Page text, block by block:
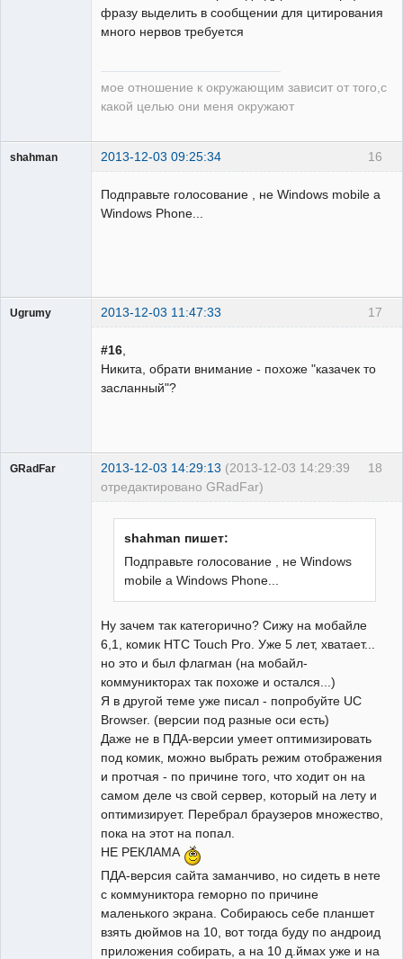
фразу выделить в сообщении для цитирования
много нервов требуется
мое отношение к окружающим зависит от того,с
какой целью они меня окружают
16
shahman 2013-12-03 09:25:34
Подправьте голосование , не Windows mobile a
Windows Phone...
17
Ugrumy 2013-12-03 11:47:33
#16
Никита, обрати внимание - похоже "казачек то
засланный"?
18
GRadFar 2013-12-03 14:29:13 (2013-12-03 14:29:39
отредактировано GRadFar)
shahman пишет:
Подправьте голосование , не Windows
mobile a Windows Phone...
Ну зачем так категорично? Сижу на мобайле
6,1, комик HTC Touch Pro. Уже 5 лет, хватает...
но это и был флагман (на мобайл-
коммуникторах так похоже и остался...)
Я в другой теме уже писал - попробуйте UC
Browser. (версии под разные оси есть)
Даже не в ПДА-версии умеет оптимизировать
под комик, можно выбрать режим отображения
и протчая - по причине того, что ходит он на
самом деле чз свой сервер, который на лету и
оптимизирует. Перебрал браузеров множество,
пока на этот на попал.
НЕ РЕКЛАМА
ПДА-версия сайта заманчиво, но сидеть в нете
с коммуниктора геморно по причине
маленького экрана. Собираюсь себе планшет
взять дюймов на 10, вот тогда буду по андроид
приложения собирать, а на 10 д.ймах уже и на